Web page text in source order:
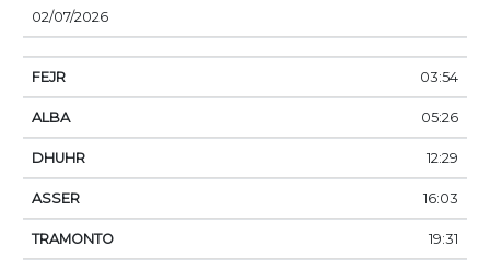
02/07/2026
03:54
05:26
12:29
16:03
19:31